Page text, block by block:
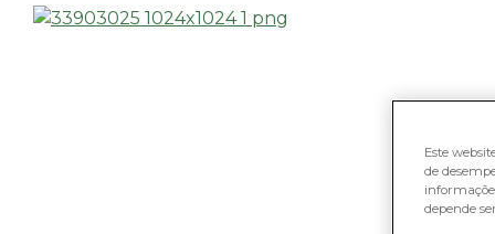
Este
de
depende